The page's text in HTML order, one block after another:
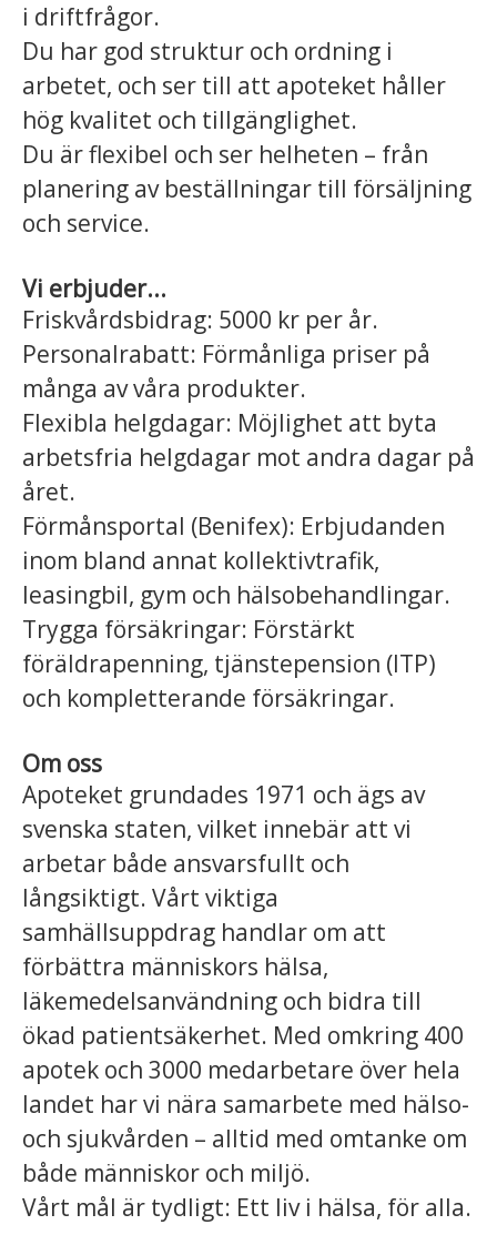
i driftfrågor.
Du har god struktur och ordning i
arbetet, och ser till att apoteket håller
hög kvalitet och tillgänglighet.
Du är flexibel och ser helheten – från
planering av beställningar till försäljning
och service.
Vi erbjuder...
Friskvårdsbidrag: 5000 kr per år.
Personalrabatt: Förmånliga priser på
många av våra produkter.
Flexibla helgdagar: Möjlighet att byta
arbetsfria helgdagar mot andra dagar på
året.
Förmånsportal (Benifex): Erbjudanden
inom bland annat kollektivtrafik,
leasingbil, gym och hälsobehandlingar.
Trygga försäkringar: Förstärkt
föräldrapenning, tjänstepension (ITP)
och kompletterande försäkringar.
Om oss
Apoteket grundades 1971 och ägs av
svenska staten, vilket innebär att vi
arbetar både ansvarsfullt och
långsiktigt. Vårt viktiga
samhällsuppdrag handlar om att
förbättra människors hälsa,
läkemedelsanvändning och bidra till
ökad patientsäkerhet. Med omkring 400
apotek och 3000 medarbetare över hela
landet har vi nära samarbete med hälso-
och sjukvården – alltid med omtanke om
både människor och miljö.
Vårt mål är tydligt: Ett liv i hälsa, för alla.